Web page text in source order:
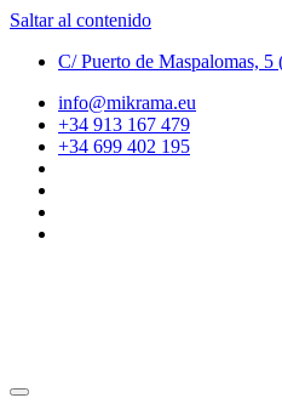
Saltar al contenido
C/ Puerto de Maspalomas,
info@mikrama.eu
+34 913 167 479
+34 699 402 195